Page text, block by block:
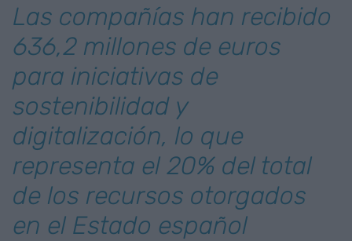
Las compañías han recibido
636,2 millones de euros
para iniciativas de
sostenibilidad y
digitalización, lo que
representa el 20% del total
de los recursos otorgados
en el Estado español